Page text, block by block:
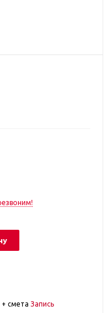
смета Запись